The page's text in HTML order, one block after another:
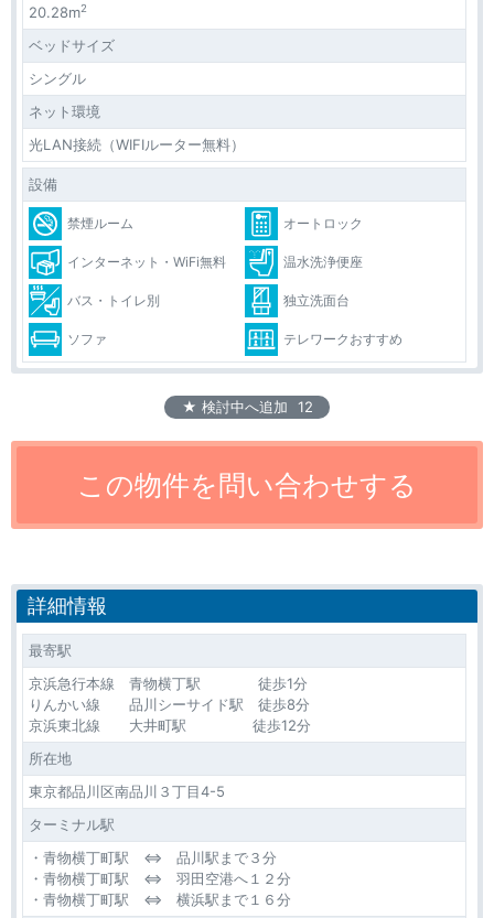
20.28m2
ベッドサイズ
シングル
ネット環境
光LAN接続（WIFIルーター無料）
設備
禁煙ルーム オートロック
インターネット・WiFi無料 温水洗浄便座
バス・トイレ別 独立洗面台
ソファ テレワークおすすめ
★ 検討中へ追加 12
詳細情報
最寄駅
京浜急行本線 青物横丁駅 徒歩1分
りんかい線 品川シーサイド駅 徒歩8分
京浜東北線 大井町駅 徒歩12分
所在地
東京都品川区南品川３丁目4-5
ターミナル駅
・青物横丁町駅 ⇔ 品川駅まで３分
・青物横丁町駅 ⇔ 羽田空港へ１２分
・青物横丁町駅 ⇔ 横浜駅まで１６分